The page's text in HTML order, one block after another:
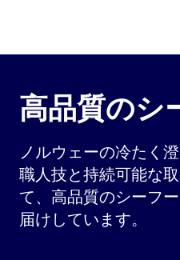
高品質のシ
ノルウェーの冷たく
職人技と持続可能な
て、高品質のシーフ
届けしています。